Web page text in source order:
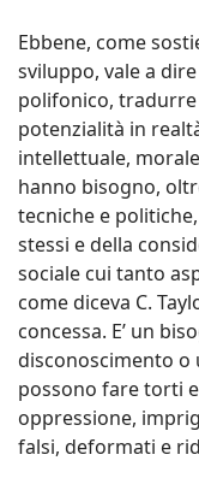
Ebbene, come
sviluppo, vale a
polifonico,
potenzialità in
intellettuale,
hanno bisogno,
tecniche e
stessi e della
sociale cui tanto
come diceva C.
concessa. E’ un
disconoscimento o
possono fare torti
oppressione,
falsi, deformati e